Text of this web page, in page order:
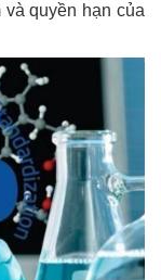
quyền hạn của